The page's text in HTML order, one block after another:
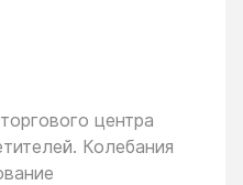
центра
Колебания